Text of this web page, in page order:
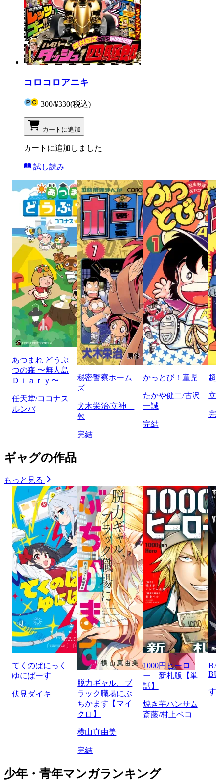
コロコロアニキ
300/¥330(税込)
カートに追加
カートに追加しました
試し読み
あつまれ どうぶ
つの森 〜無人島
Ｄｉａｒｙ〜
任天堂/ココナス
ルンバ
秘密警察ホーム
ズ
犬木栄治/立神
敦
完結
かっとび！童児
たかや健二/古沢
一誠
完結
超
立
完
ギャグの作品
もっと見る
てくのぱにっく
ゆにばーす
伏見ダイキ
脱力ギャル、ブ
ラック職場にぶ
ちかます【マイ
クロ】
横山真由美
完結
1000円ヒーロ
ー 新札版【単
話】
焼き芋ハンサム
斎藤/村上ペコ
す
少年・青年マンガランキング